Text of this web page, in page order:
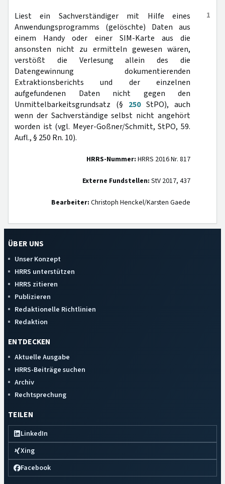
1
Liest ein Sachverständiger mit Hilfe eines
Anwendungsprogramms (gelöschte) Daten aus
einem Handy oder einer SIM-Karte aus die
ansonsten nicht zu ermitteln gewesen wären,
verstößt die Verlesung allein des die
Datengewinnung dokumentierenden
Extraktionsberichts und der einzelnen
aufgefundenen Daten nicht gegen den
Unmittelbarkeitsgrundsatz (§ 250StPO), auch
wenn der Sachverständige selbst nicht angehört
worden ist (vgl. Meyer-Goßner/Schmitt, StPO, 59.
Aufl., § 250 Rn. 10).
HRRS-Nummer: HRRS 2016 Nr. 817
Externe Fundstellen: StV 2017, 437
Bearbeiter: Christoph Henckel/Karsten Gaede
ÜBER UNS
Unser Konzept
HRRS unterstützen
HRRS zitieren
Publizieren
Redaktionelle Richtlinien
Redaktion
ENTDECKEN
Aktuelle Ausgabe
HRRS-Beiträge suchen
Archiv
Rechtsprechung
TEILEN
LinkedIn
Xing
Facebook